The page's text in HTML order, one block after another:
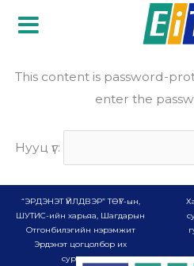
This content is password-
enter the
Нууц үг:
“ЭРДЭНЭТ ҮЙЛДВЭР” ТӨҮГ-ын,
ШУТИС-ийн харьяа, Шагдарын
Отгонбилэгийн нэрэмжит
Эрдэнэт цогцолбор их
сургууль